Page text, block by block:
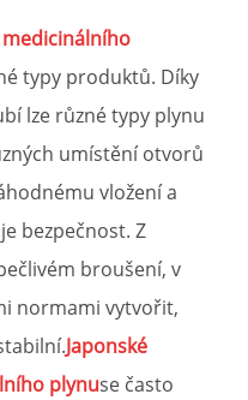
typy produktů. Díky
lze různé typy plynu
umístění otvorů
vložení a
bezpečnost. Z
broušení, v
normami vytvořit,
Japonské
plynuse často